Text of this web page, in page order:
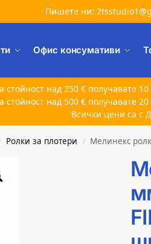
Пишете ни:
Офис консумативи
стойност над 250 € получавате
стойност над 500 € получавате
Всички цени са с
Ролки за плотери / Мелинекс ролка